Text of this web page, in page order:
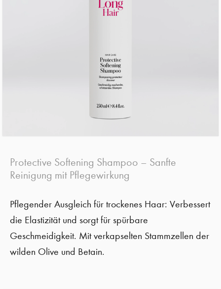
Protective Softening Shampoo – Sanfte
Reinigung mit Pflegewirkung
Pflegender Ausgleich für trockenes Haar: Verbessert
die Elastizität und sorgt für spürbare
Geschmeidigkeit. Mit verkapselten Stammzellen der
wilden Olive und Betain.